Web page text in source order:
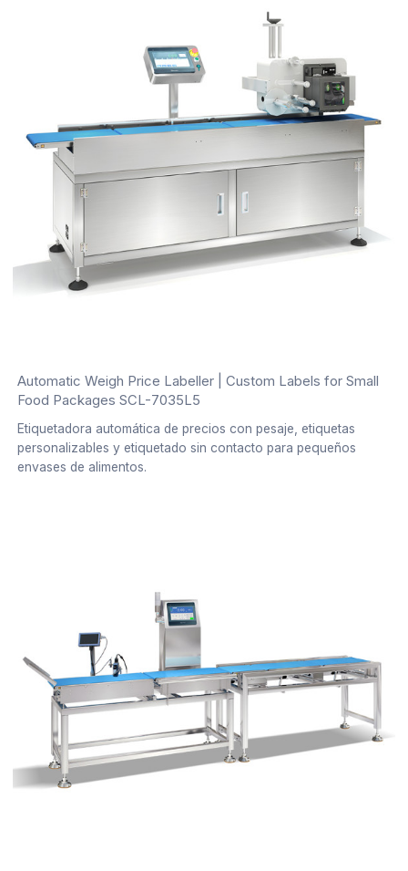
Automatic Weigh Price Labeller | Custom Labels for Small
Food Packages SCL-7035L5
Etiquetadora automática de precios con pesaje, etiquetas
personalizables y etiquetado sin contacto para pequeños
envases de alimentos.